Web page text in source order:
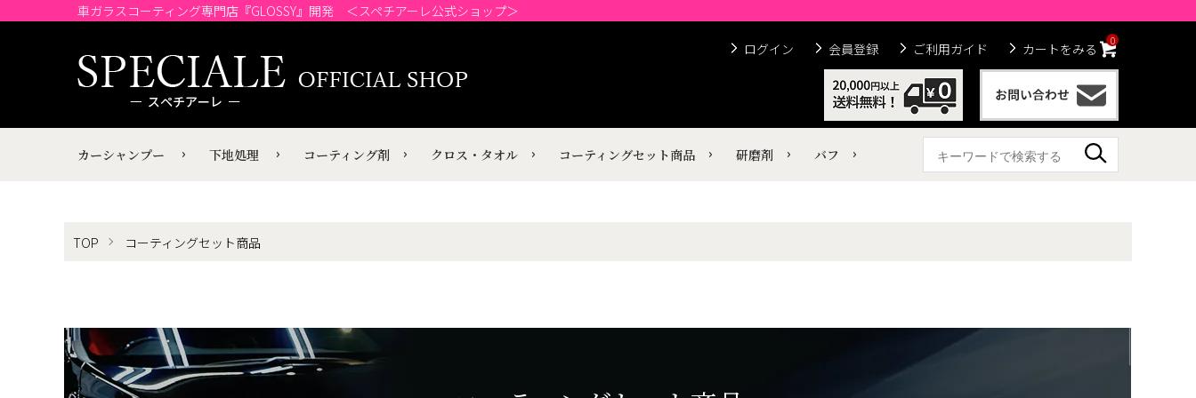
車ガラスコーティング専門店『GLOSSY』開発 ＜スペチアーレ公式ショップ＞
ログイン 会員登録 ご利用ガイド カートをみる 0
カーシャンプー 下地処理 コーティング剤 クロス・タオル コーティングセット商品 研磨剤 バフ
TOP コーティングセット商品